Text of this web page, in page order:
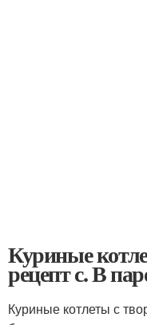
Куриные
рецепт с. В
Куриные котлеты с